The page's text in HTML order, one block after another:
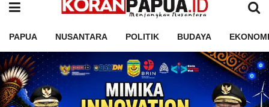
PAPUA NUSANTARA POLITIK BUDAYA EKONOMI